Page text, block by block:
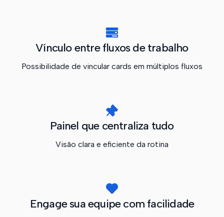
Vínculo entre fluxos de trabalho
Possibilidade de vincular cards em múltiplos fluxos
Painel que centraliza tudo
Visão clara e eficiente da rotina
Engage sua equipe com facilidade